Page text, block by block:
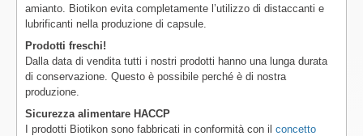
amianto. Biotikon evita completamente l’utilizzo di distaccanti e
lubrificanti nella produzione di capsule.
Prodotti freschi!
Dalla data di vendita tutti i nostri prodotti hanno una lunga durata
di conservazione. Questo è possibile perché è di nostra
produzione.
Sicurezza alimentare HACCP
I prodotti Biotikon sono fabbricati in conformità con il concetto